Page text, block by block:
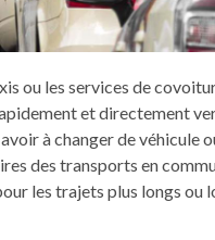
ou les services de
et directement
à changer de véhicule
des transports en
les trajets plus longs ou